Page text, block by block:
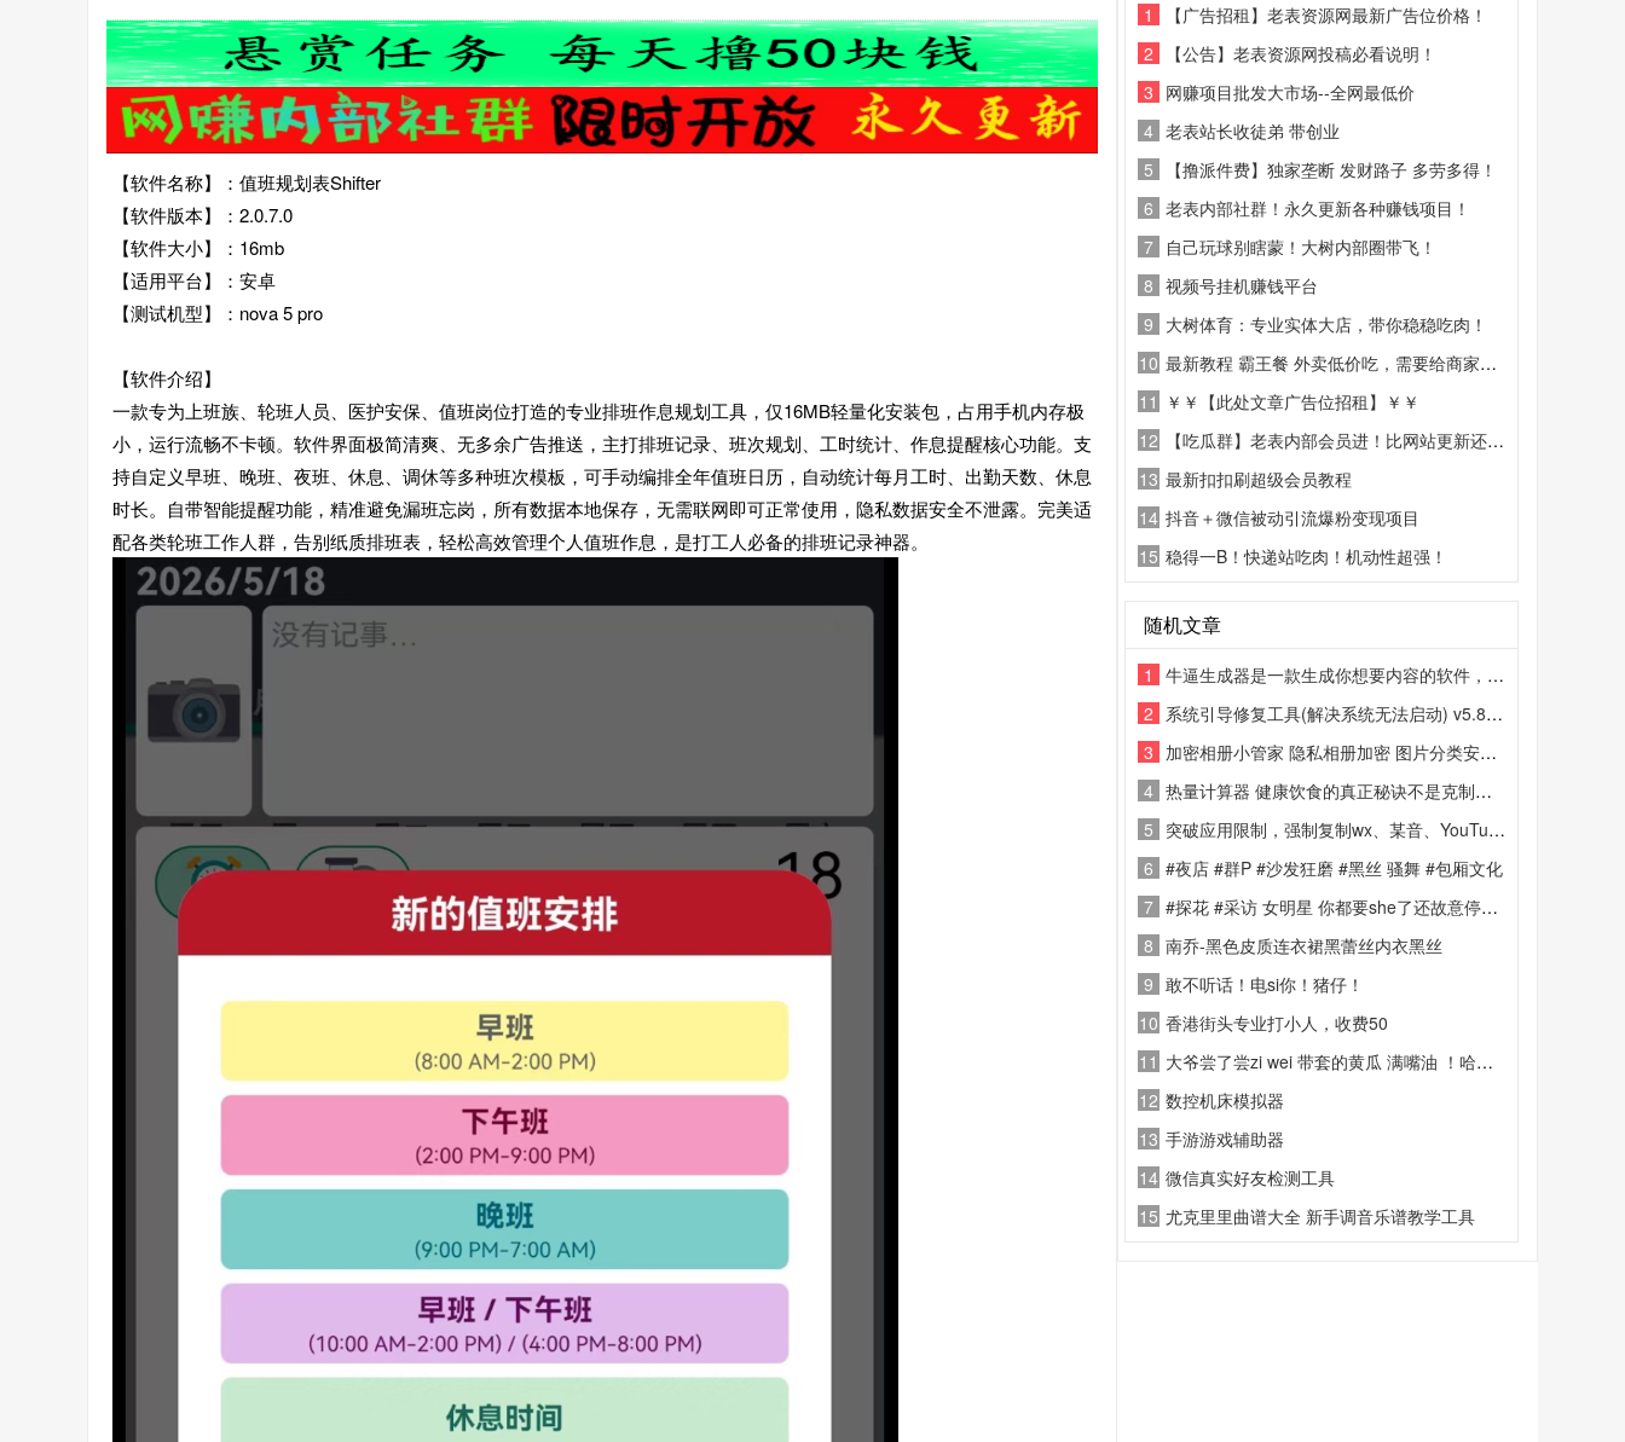
【软件名称】：值班规划表Shifter
【软件版本】：2.0.7.0
【软件大小】：16mb
【适用平台】：安卓
【测试机型】：nova 5 pro
【软件介绍】
一款专为上班族、轮班人员、医护安保、值班岗位打造的专业排班作息规划工具，仅16MB轻量化安装包，占用手机内存极
小，运行流畅不卡顿。软件界面极简清爽、无多余广告推送，主打排班记录、班次规划、工时统计、作息提醒核心功能。支
持自定义早班、晚班、夜班、休息、调休等多种班次模板，可手动编排全年值班日历，自动统计每月工时、出勤天数、休息
时长。自带智能提醒功能，精准避免漏班忘岗，所有数据本地保存，无需联网即可正常使用，隐私数据安全不泄露。完美适
配各类轮班工作人群，告别纸质排班表，轻松高效管理个人值班作息，是打工人必备的排班记录神器。
1
【广告招租】老表资源网最新广告位价格！
2
【公告】老表资源网投稿必看说明！
3 网赚项目批发大市场--全网最低价
4 老表站长收徒弟 带创业
5
【撸派件费】独家垄断 发财路子 多劳多得！
6 老表内部社群！永久更新各种赚钱项目！
7 自己玩球别瞎蒙！大树内部圈带飞！
8 视频号挂机赚钱平台
9 大树体育：专业实体大店，带你稳稳吃肉！
10 最新教程 霸王餐 外卖低价吃，需要给商家好评
11 ￥￥【此处文章广告位招租】￥￥
12
【吃瓜群】老表内部会员进！比网站更新还精彩！
13 最新扣扣刷超级会员教程
14 抖音＋微信被动引流爆粉变现项目
15 稳得一B！快递站吃肉！机动性超强！
随机文章
1
牛逼生成器是一款生成你想要内容的软件，简洁无广，呆瓜操作
2 系统引导修复工具(解决系统无法启动) v5.8.0 中文绿色版
3 加密相册小管家 隐私相册加密 图片分类安全防护工具
4 热量计算器 健康饮食的真正秘诀不是克制自己，而是了解自己的饮食习惯
5 突破应用限制，强制复制wx、某音、YouTube等App中原本无法选中的文字。支持普通模式（无障碍直接复制）和扫描模式（OCR识别图片文字）。智能识别地址、电话、邮箱，支持多选区、滚动复制及快捷翻译/分享。
6 #夜店 #群P #沙发狂磨 #黑丝 骚舞 #包厢文化
7 #探花 #采访 女明星 你都要she了还故意停，这是不想she想赖账？
8 南乔-黑色皮质连衣裙黑蕾丝内衣黑丝
9 敢不听话！电si你！猪仔！
10 香港街头专业打小人，收费50
11 大爷尝了尝zi wei 带套的黄瓜 满嘴油 ！哈哈！
12 数控机床模拟器
13 手游游戏辅助器
14 微信真实好友检测工具
15 尤克里里曲谱大全 新手调音乐谱教学工具